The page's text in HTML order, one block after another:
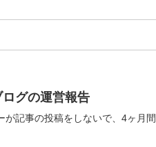
ログの運営報告
記事の投稿をしないで、4ヶ月